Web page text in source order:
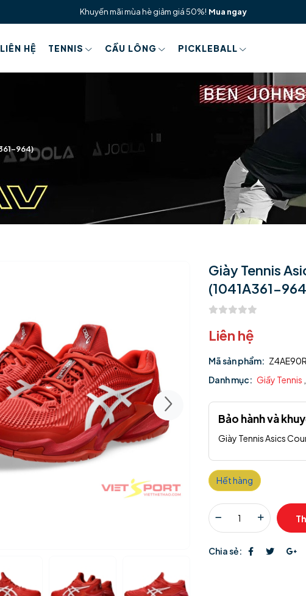
Khuyến mãi mùa hè giảm giá 50%! Mua ngay
LIÊN HỆ TENNIS CẦU LÔNG PICKLEBALL
964)
Giày Tennis
(1041A361-
Liên hệ
Mã sản phẩm:
Danh mục: Giầy Tennis
Bảo hành và
Giày Tennis Asics
Hết hàng
Chia sẻ: